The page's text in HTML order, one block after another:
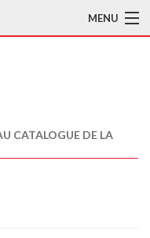
MENU
CATALOGUE DE LA